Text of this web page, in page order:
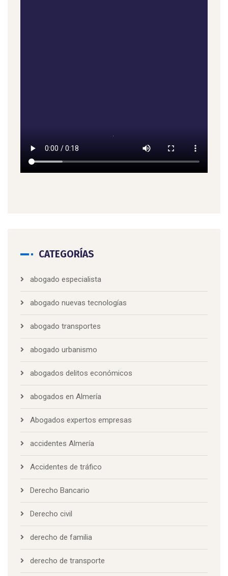
CATEGORÍAS
abogado especialista
abogado nuevas tecnologías
abogado transportes
abogado urbanismo
abogados delitos económicos
abogados en Almería
Abogados expertos empresas
accidentes Almería
Accidentes de tráfico
Derecho Bancario
Derecho civil
derecho de familia
derecho de transporte